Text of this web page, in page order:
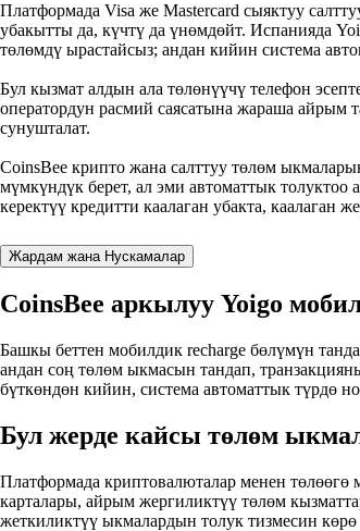
Платформада Visa же Mastercard сыяктуу
убакытты да, күчтү да үнөмдөйт. Испанияда
төлөмдү ырастайсыз; андан кийин система
Бул кызмат алдын ала төлөнүүчү телефон
оператордун расмий саясатына жараша айрым
сунушталат.
CoinsBee крипто жана салттуу төлөм
мүмкүндүк берет, ал эми автоматтык
керектүү кредитти каалаган убакта, каалаган
Жардам жана Нускамалар
CoinsBee аркылуу Yoigo
Башкы беттен мобилдик recharge бөлүмүн
андан соң төлөм ыкмасын тандап,
бүткөндөн кийин, система автоматтык түрдө
Бул жерде кайсы төлөм
Платформада криптовалюталар менен төлөөгө
карталары, айрым жергиликтүү төлөм
жеткиликтүү ыкмалардын толук тизмесин көрө